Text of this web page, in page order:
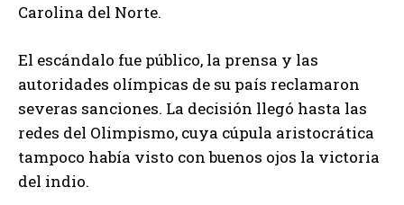
Carolina del Norte.
El escándalo fue público, la prensa y las
autoridades olímpicas de su país reclamaron
severas sanciones. La decisión llegó hasta las
redes del Olimpismo, cuya cúpula aristocrática
tampoco había visto con buenos ojos la victoria
del indio.